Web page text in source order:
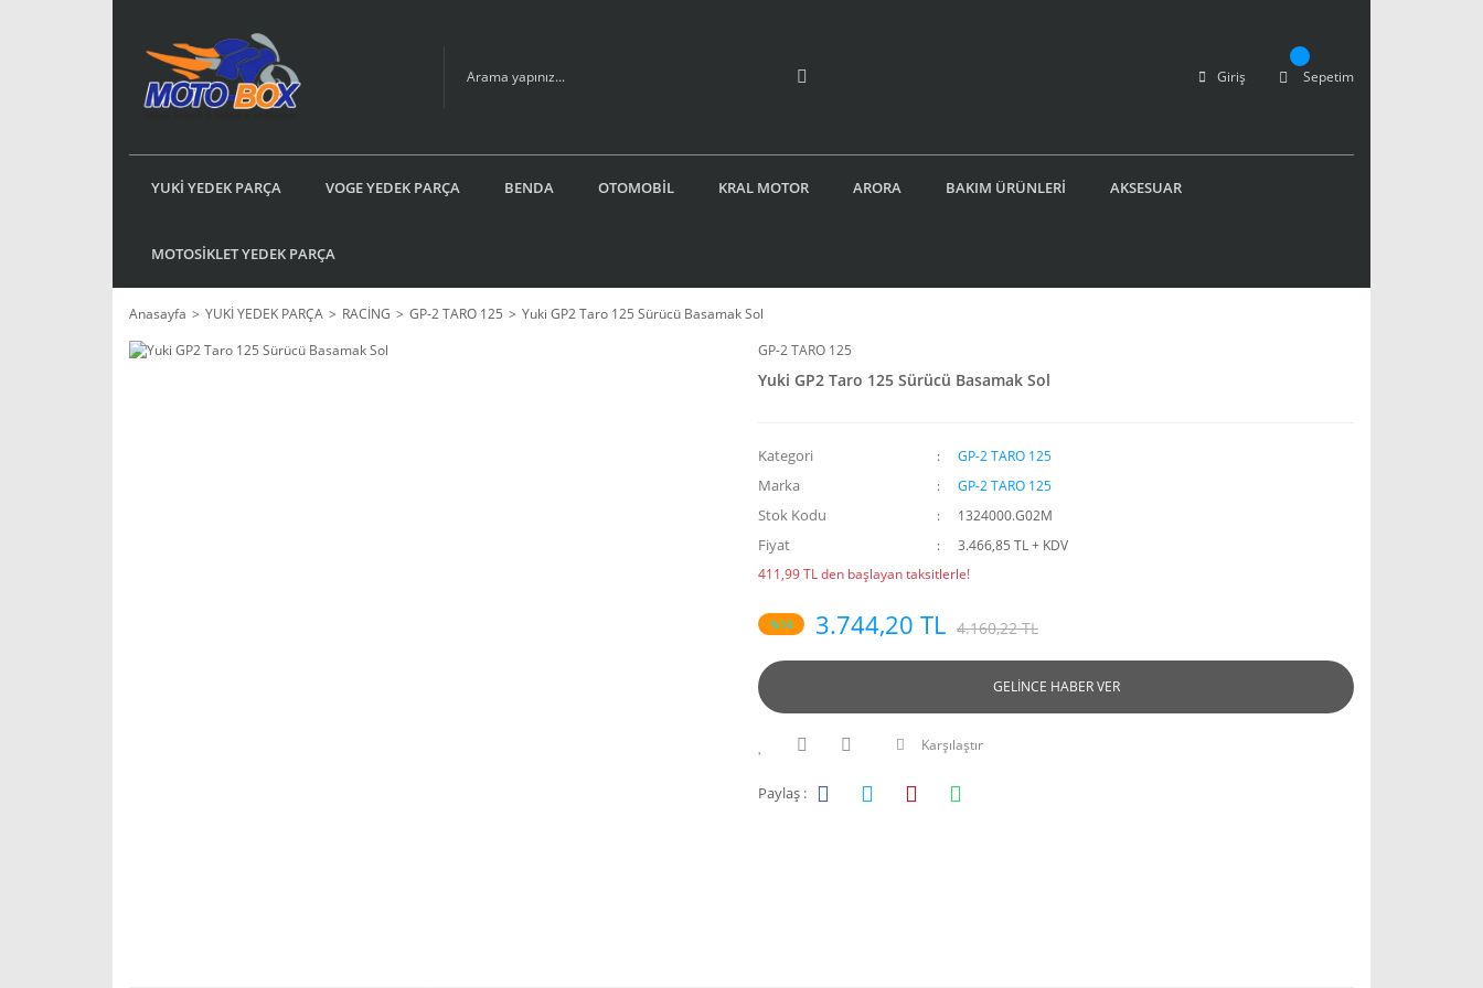
Giriş Sepetim
YUKİ YEDEK PARÇA VOGE YEDEK PARÇA BENDA OTOMOBİL KRAL MOTOR ARORA BAKIM ÜRÜNLERİ AKSESUAR
MOTOSİKLET YEDEK PARÇA
Anasayfa YUKİ YEDEK PARÇA RACİNG GP-2 TARO 125
Yuki GP2 Taro 125 Sürücü Basamak Sol
GP-2 TARO 125
Yuki GP2 Taro 125 Sürücü Basamak Sol
Kategori GP-2 TARO 125
Marka GP-2 TARO 125
Stok Kodu 1324000.G02M
Fiyat
3.466,85 TL + KDV
411,99 TL den başlayan taksitlerle!
%10 3.744,20 TL 4.160,22 TL
GELİNCE HABER VER
Karşılaştır
Paylaş :